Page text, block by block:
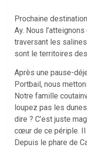
Prochaine
Ay. Nous
traversant les
sont le territoires
Après une pause-
Portbail, nous
Notre famille
loupez pas les
dire ? C’est juste
cœur de ce périple. Il
Depuis le phare de